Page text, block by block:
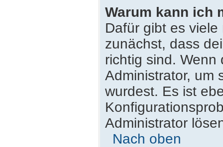
Warum kann ich
Dafür gibt es
zunächst, dass
richtig sind. Wenn
Administrator, um
wurdest. Es ist
Administrator
Nach oben